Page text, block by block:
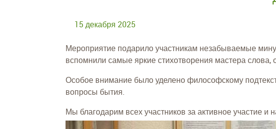
15 декабря 2025
Мероприятие подарило участникам незабываемые
вспомнили самые яркие стихотворения мастера слова,
Особое внимание было уделено философскому
вопросы бытия.
Мы благодарим всех участников за активное участие